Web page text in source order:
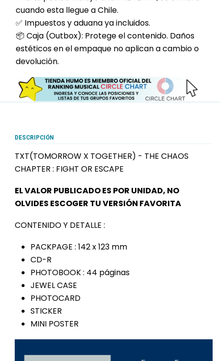
cuando esta llegue a Chile.
✅ Impuestos y aduana ya incluidos.
📦 Caja (Outbox): Protege el contenido. Daños
estéticos en el empaque no aplican a cambio o
devolución.
DESCRIPCIÓN
TXT(TOMORROW X TOGETHER) - THE CHAOS
CHAPTER : FIGHT OR ESCAPE
EL VALOR PUBLICADO ES POR UNIDAD, NO
OLVIDES ESCOGER TU VERSIÓN FAVORITA
CONTENIDO Y DETALLE :
PACKPAGE : 142 x 123 mm
CD-R
PHOTOBOOK : 44 páginas
JEWEL CASE
PHOTOCARD
STICKER
MINI POSTER